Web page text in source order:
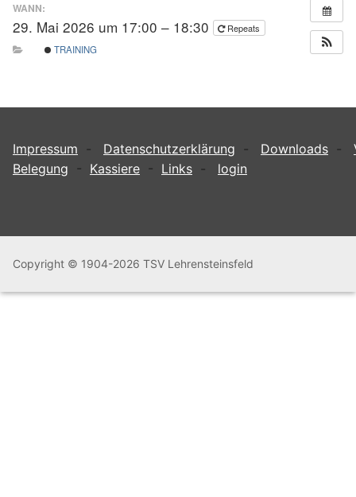
WANN:
29. Mai 2026 um 17:00 – 18:30
Repeats
TRAINING
Impressum - Datenschutzerklärung - Downloads -
Belegung - Kassiere - Links - login
Copyright © 1904-2026 TSV Lehrensteinsfeld